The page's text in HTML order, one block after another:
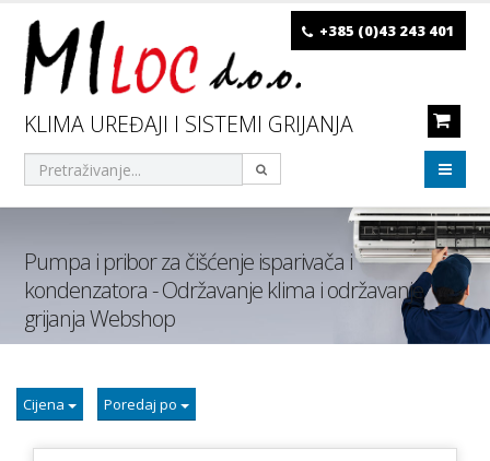
KLIMA UREĐAJI I SISTEMI GRIJANJA
+385 (0)43 243 401
Pumpa i pribor za čišćenje isparivača i
kondenzatora - Održavanje klima i održavanje
grijanja Webshop
Cijena Poredaj po